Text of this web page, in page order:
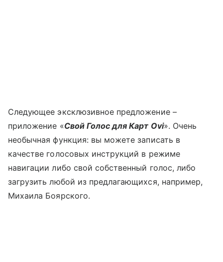
Следующее эксклюзивное предложение –
приложение «Свой Голос для Карт Ovi». Очень
необычная функция: вы можете записать в
качестве голосовых инструкций в режиме
навигации либо свой собственный голос, либо
загрузить любой из предлагающихся, например,
Михаила Боярского.